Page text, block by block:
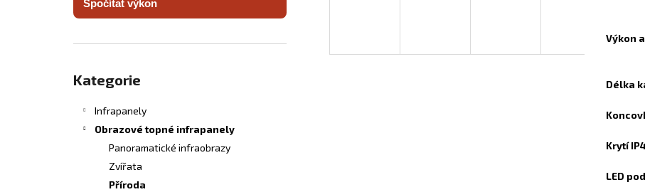
Spočítat výkon
kategorie
Kategorie
Infrapanely
Obrazové topné infrapanely
Panoramatické infraobrazy
Zvířata
Příroda
Výkon
Délka
Krytí
LED
A
M
INFRASVĚTLO
TOPNÝ